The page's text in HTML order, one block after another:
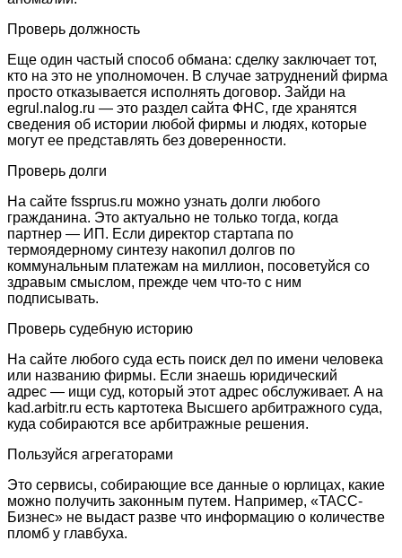
Проверь должность
Еще один частый способ обмана: сделку заключает тот,
кто на это не уполномочен. В случае затруднений фирма
просто отказывается исполнять договор. Зайди на
egrul.nalog.ru — это раздел сайта ФНС, где хранятся
сведения об истории любой фирмы и людях, которые
могут ее представлять без доверенности.
Проверь долги
На сайте fssprus.ru можно узнать долги любого
гражданина. Это актуально не только тогда, когда
партнер — ИП. Если директор стартапа по
термоядерному синтезу накопил долгов по
коммунальным платежам на миллион, посоветуйся со
здравым смыслом, прежде чем что-то с ним
подписывать.
Проверь судебную историю
На сайте любого суда есть поиск дел по имени человека
или названию фирмы. Если знаешь юридический
адрес — ищи суд, который этот адрес обслуживает. А на
kad.arbitr.ru есть картотека Высшего арбитражного суда,
куда собираются все арбитражные решения.
Пользуйся агрегаторами
Это сервисы, собирающие все данные о юрлицах, какие
можно получить законным путем. Например, «ТАСС-
Бизнес» не выдаст разве что информацию о количестве
пломб у главбуха.